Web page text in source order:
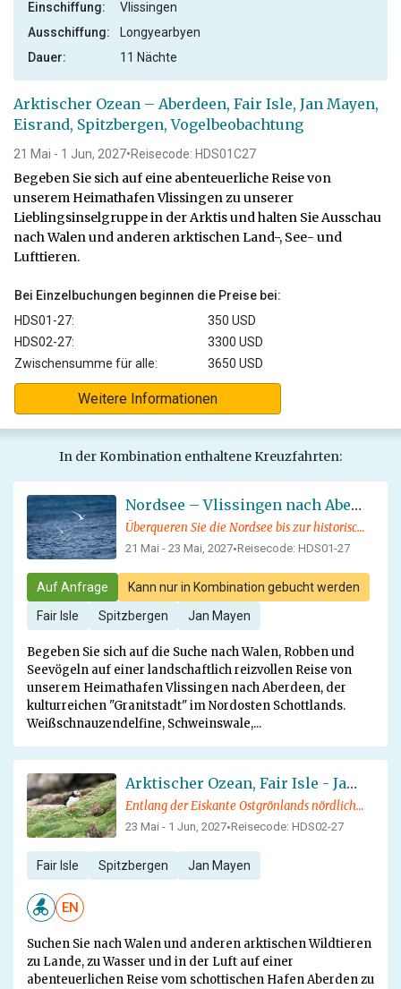
What an amazing cruise!
durch Wichertje (Willie) Teunissen Die Arktis
The 18 days off this journey were all fantastic. I've seen
a lot off birds and animals in there own environment,
the beautyfull, sometimes dramatical landscapes. And
we where able to walk (dance) on the Pack Ice. Thanks
to Captain Jan and his team to bring us there. And of
course many thamks to Expeditie leader Chris and his
team for all the times to bring us on land or make a
this trip and telling us every thing we wanted to know. I
had a great time with a lot to do and to see. And verry
Arktischer Ozean – Aberdeen, Fair Isle, Jan Mayen,
Eisrand, Spitzbergen, Vogelbeobachtung
21 Mai - 1 Jun, 2027•Reisecode: HDS01C27
Begeben Sie sich auf eine abenteuerliche Reise von
unserem Heimathafen Vlissingen zu unserer
Lieblingsinselgruppe in der Arktis und halten Sie Ausschau
nach Walen und anderen arktischen Land-, See- und
Lufttieren.
Bei Einzelbuchungen beginnen die Preise bei:
HDS01-27:
350 USD
HDS02-27:
3300 USD
Zwischensumme für alle:
3650 USD
Weitere Informationen
Einschiffung:
Vlissingen
Ausschiffung:
Longyearbyen
Dauer:
11 Nächte
In der Kombination enthaltene Kreuzfahrten:
Nordsee – Vlissingen nach Aberdeen
Überqueren Sie die Nordsee bis zur historischen schottischen Stadt Aberdeen und bestaunen Sie die Tierwelt und informativen Vorträge an Bord
21 Mai - 23 Mai, 2027•Reisecode: HDS01-27
Auf Anfrage Kann nur in Kombination gebucht werden
Fair Isle Spitzbergen Jan Mayen
Begeben Sie sich auf die Suche nach Walen, Robben und
Seevögeln auf einer landschaftlich reizvollen Reise von
unserem Heimathafen Vlissingen nach Aberdeen, der
kulturreichen "Granitstadt" im Nordosten Schottlands.
Weißschnauzendelfine, Schweinswale,...
Arktischer Ozean, Fair Isle - Jan Mayen – Eiskante - Spitzbergen, Vogelbeobachtung
Entlang der Eiskante Ostgrönlands nördlich von Spitzbergen auf der Suche nach Walen und anderen arktischen Wildtieren
23 Mai - 1 Jun, 2027•Reisecode: HDS02-27
Fair Isle Spitzbergen Jan Mayen
EN
Suchen Sie nach Walen und anderen arktischen Wildtieren
zu Lande, zu Wasser und in der Luft auf einer
abenteuerlichen Reise vom schottischen Hafen Aberden zu